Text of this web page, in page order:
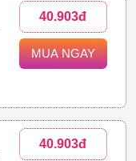
40.903đ
MUA NGAY
40.903đ